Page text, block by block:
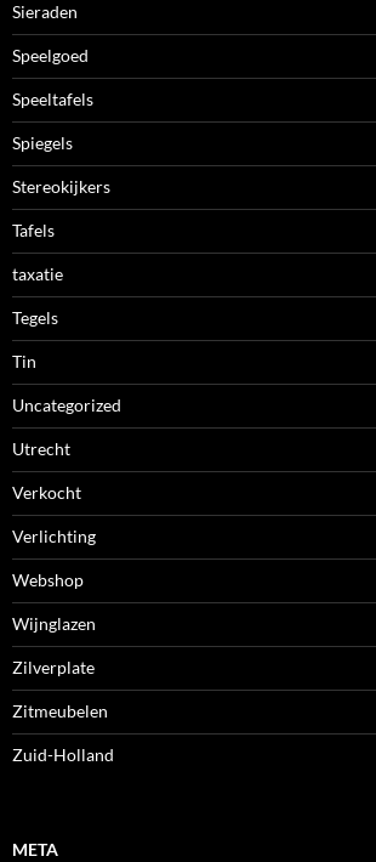
Sieraden
Speelgoed
Speeltafels
Spiegels
Stereokijkers
Tafels
taxatie
Tegels
Tin
Uncategorized
Utrecht
Verkocht
Verlichting
Webshop
Wijnglazen
Zilverplate
Zitmeubelen
Zuid-Holland
META